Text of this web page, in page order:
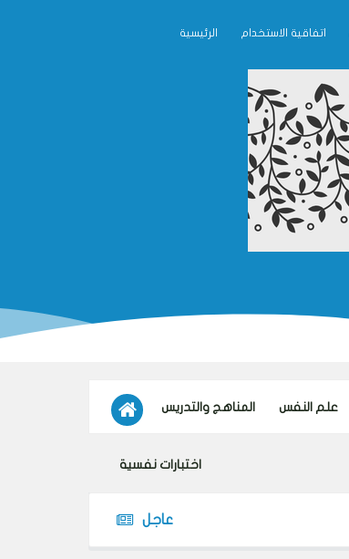
الرئيسية اتفاقية الاستخدام
المناهج والتدريس علم النفس
اختبارات نفسية
عاجل